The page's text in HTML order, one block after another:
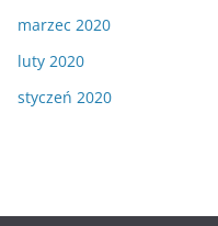
marzec 2020
luty 2020
styczeń 2020